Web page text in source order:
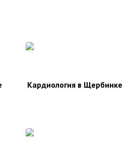
Кардиология в Щербинке